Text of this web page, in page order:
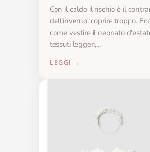
Con il caldo il rischio è il
dell'inverno: coprire troppo.
come vestire il neonato
tessuti leggeri,...
LEGGI →